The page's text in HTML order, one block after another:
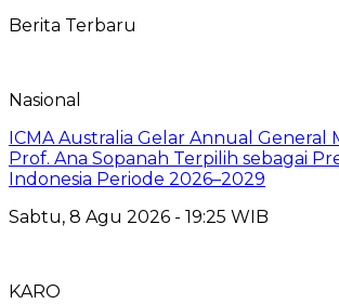
Berita Terbaru
Nasional
ICMA Australia Gelar Annual General
Prof. Ana Sopanah Terpilih sebagai
Indonesia Periode 2026–2029
Sabtu, 8 Agu 2026 - 19:25 WIB
KARO